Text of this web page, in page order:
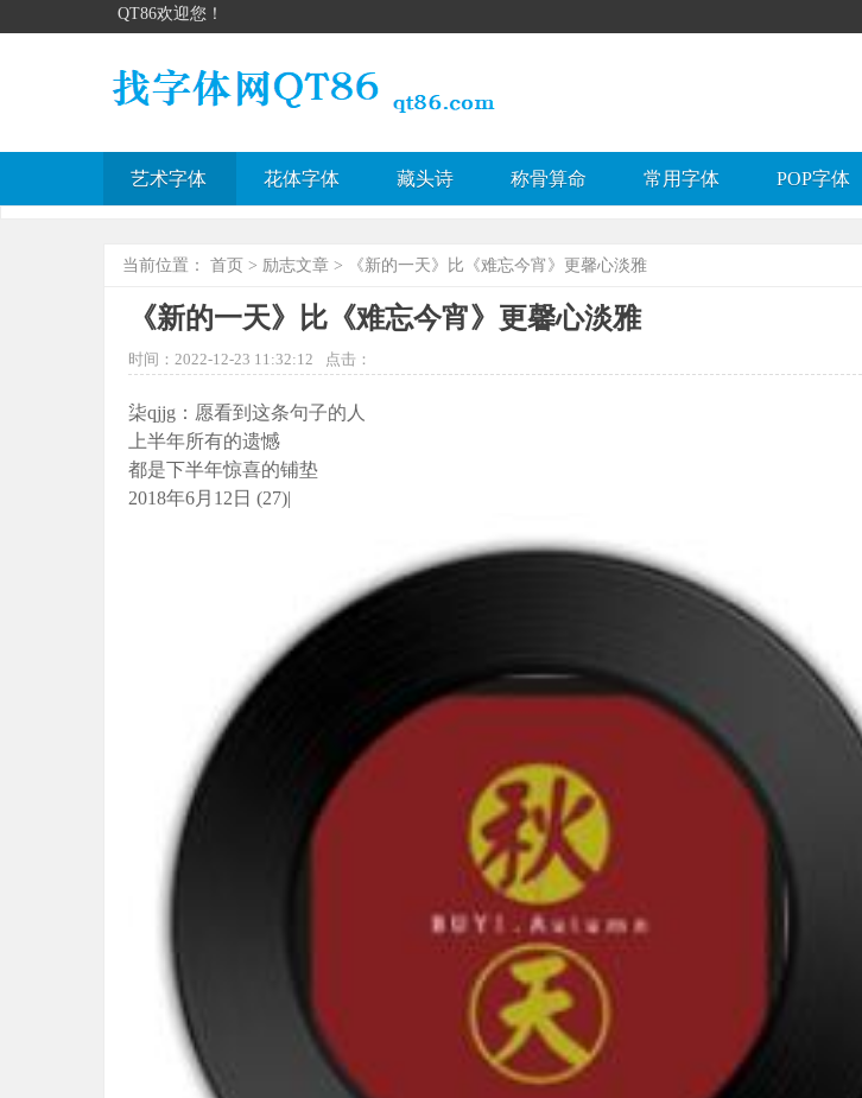
QT86欢迎您！
艺术字体 花体字体 藏头诗 称骨算命 常用字体 POP字体
当前位置： 首页 > 励志文章 > 《新的一天》比《难忘今宵》更馨心淡雅
《新的一天》比《难忘今宵》更馨心淡雅
时间：2022-12-23 11:32:12 点击：
柒qjjg：愿看到这条句子的人
上半年所有的遗憾
都是下半年惊喜的铺垫
2018年6月12日 (27)|